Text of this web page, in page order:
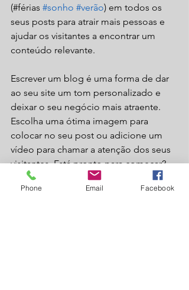
(#férias #sonho #verão) em todos os
seus posts para atrair mais pessoas e
ajudar os visitantes a encontrar um
conteúdo relevante.
Escrever um blog é uma forma de dar
ao seu site um tom personalizado e
deixar o seu negócio mais atraente.
Escolha uma ótima imagem para
colocar no seu post ou adicione um
vídeo para chamar a atenção dos seus
visitantes. Está pronto para começar?
Crie um novo post agora.
Phone Email Facebook